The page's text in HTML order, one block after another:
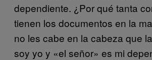
dependiente. ¿Por qué tanta
tienen los documentos en la
no les cabe en la cabeza que
soy yo y «el señor» es mi